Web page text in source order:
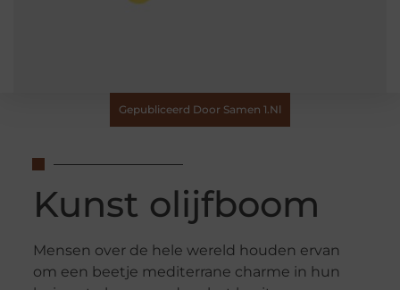
Gepubliceerd Door Samen 1.nl
Kunst olijfboom
Mensen over de hele wereld houden ervan
om een beetje mediterrane charme in hun